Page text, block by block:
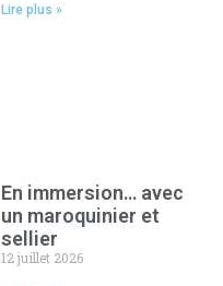
Lire plus »
En immersion… avec
un maroquinier et
sellier
12 juillet 2026